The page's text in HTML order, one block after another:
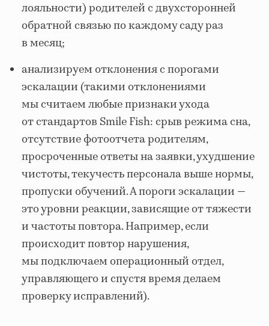
лояльности) родителей с двухсторонней
обратной связью по каждому саду раз
в месяц;
анализируем отклонения с порогами
эскалации (такими отклонениями
мы считаем любые признаки ухода
от стандартов Smile Fish: срыв режима сна,
отсутствие фотоотчета родителям,
просроченные ответы на заявки, ухудшение
чистоты, текучесть персонала выше нормы,
пропуски обучений. А пороги эскалации —
это уровни реакции, зависящие от тяжести
и частоты повтора. Например, если
происходит повтор нарушения,
мы подключаем операционный отдел,
управляющего и спустя время делаем
проверку исправлений).